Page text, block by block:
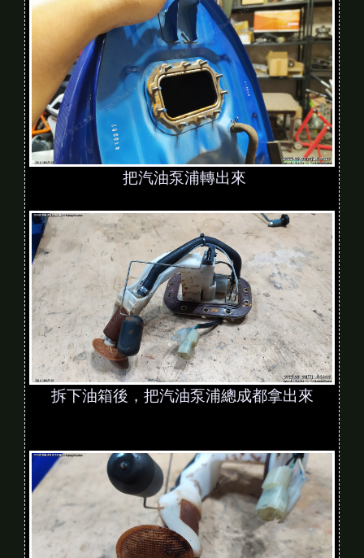
把汽油泵浦轉出來
拆下油箱後，把汽油泵浦總成都拿出來